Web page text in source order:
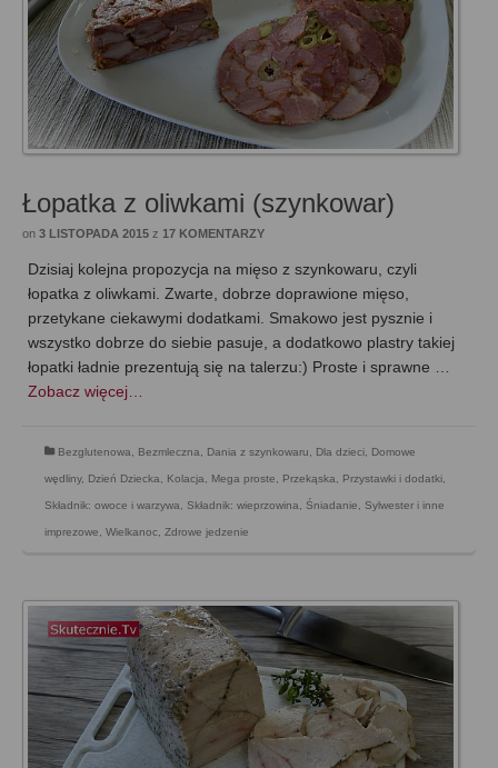
Łopatka z oliwkami (szynkowar)
on 3 LISTOPADA 2015 z 17 KOMENTARZY
Dzisiaj kolejna propozycja na mięso z szynkowaru, czyli
łopatka z oliwkami. Zwarte, dobrze doprawione mięso,
przetykane ciekawymi dodatkami. Smakowo jest pysznie i
wszystko dobrze do siebie pasuje, a dodatkowo plastry takiej
łopatki ładnie prezentują się na talerzu:) Proste i sprawne …
Zobacz więcej…
Bezglutenowa, Bezmleczna, Dania z szynkowaru, Dla dzieci, Domowe
wędliny, Dzień Dziecka, Kolacja, Mega proste, Przekąska, Przystawki i dodatki,
Składnik: owoce i warzywa, Składnik: wieprzowina, Śniadanie, Sylwester i inne
imprezowe, Wielkanoc, Zdrowe jedzenie